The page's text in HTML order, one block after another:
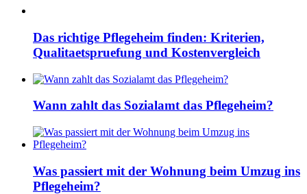
Das richtige Pflegeheim finden: Kriterien,
Qualitaetspruefung und Kostenvergleich
Wann zahlt das Sozialamt das Pflegeheim?
Was passiert mit der Wohnung beim Umzug ins
Pflegeheim?